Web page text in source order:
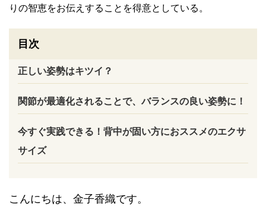
りの智恵をお伝えすることを得意としている。
目次
正しい姿勢はキツイ？
関節が最適化されることで、バランスの良い姿勢に！
今すぐ実践できる！背中が固い方におススメのエクサ
サイズ
こんにちは、金子香織です。